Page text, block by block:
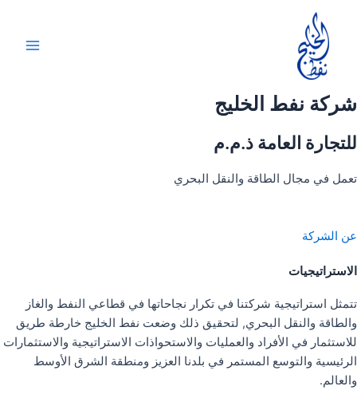
المحتوى
شركة نفط الخليج
للتجارة العامة ذ.م.م
تعمل في مجال الطاقة والنقل البحري
عن الشركة
الاستراتيجيات
تتمثل استراتيجية شركتنا في تكرار نجاحاتها في قطاعي النفط والغاز
والطاقة والنقل البحري, لتحقيق ذلك وضعت نفط الخليج خارطة طريق
للاستثمار في الأفراد والعمليات والاستحواذات الاستراتيجية والاستثمارات
الرئيسية والتوسع المستمر في بلدنا العزيز ومنطقة الشرق الأوسط
والعالم.